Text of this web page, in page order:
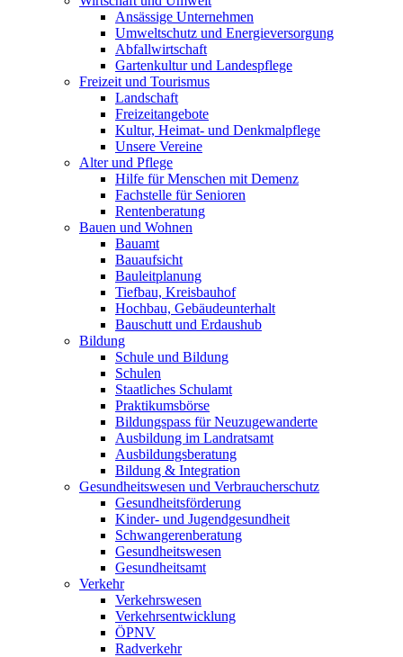
Ansässige Unternehmen
Umweltschutz und Energieversorgung
Abfallwirtschaft
Gartenkultur und Landespflege
Freizeit und Tourismus
Landschaft
Freizeitangebote
Kultur, Heimat- und Denkmalpflege
Unsere Vereine
Alter und Pflege
Hilfe für Menschen mit Demenz
Fachstelle für Senioren
Rentenberatung
Bauen und Wohnen
Bauamt
Bauaufsicht
Bauleitplanung
Tiefbau, Kreisbauhof
Hochbau, Gebäudeunterhalt
Bauschutt und Erdaushub
Bildung
Schule und Bildung
Schulen
Staatliches Schulamt
Praktikumsbörse
Bildungspass für Neuzugewanderte
Ausbildung im Landratsamt
Ausbildungsberatung
Bildung & Integration
Gesundheitswesen und Verbraucherschutz
Gesundheitsförderung
Kinder- und Jugendgesundheit
Schwangerenberatung
Gesundheitswesen
Gesundheitsamt
Verkehr
Verkehrswesen
Verkehrsentwicklung
ÖPNV
Radverkehr